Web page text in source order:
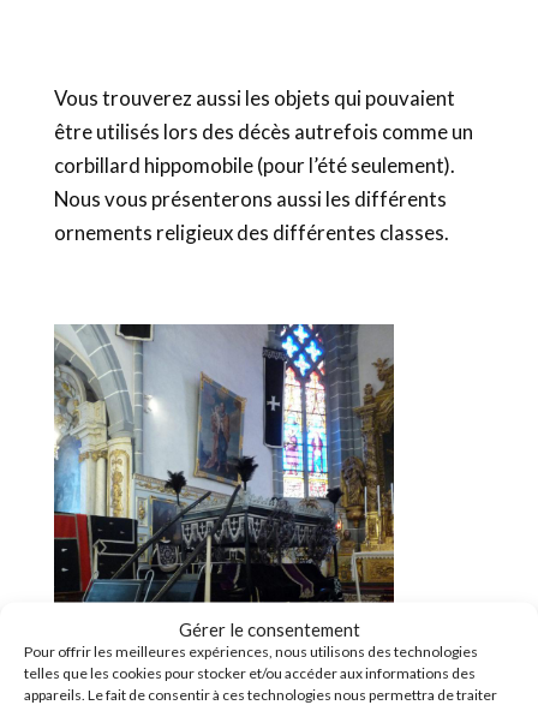
Gérer le consentement
Pour offrir les meilleures expériences, nous utilisons des technologies
telles que les cookies pour stocker et/ou accéder aux informations des
appareils. Le fait de consentir à ces technologies nous permettra de traiter
Vous trouverez aussi les objets qui pouvaient
être utilisés lors des décès autrefois comme un
corbillard hippomobile (pour l’été seulement).
Nous vous présenterons aussi les différents
ornements religieux des différentes classes.